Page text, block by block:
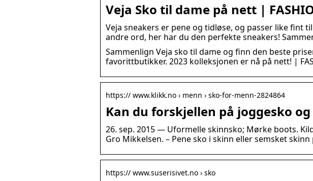
Veja Sko til dame på nett |
Veja sneakers er pene og tidløse, og passer like fint
andre ord, her har du den perfekte sneakers!
Sammenlign Veja sko til dame og finn den beste
favorittbutikker. 2023 kolleksjonen er nå på nett! |
https:// www.klikk.no › menn › sko-for-menn-2824864
Kan du forskjellen på joggesko
26. sep. 2015 — Uformelle skinnsko; Mørke boots.
Gro Mikkelsen. – Pene sko i skinn eller semsket
https:// www.suserisivet.no › sko